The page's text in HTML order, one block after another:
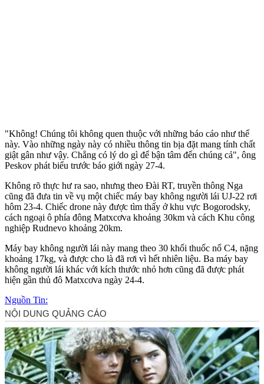
"Không! Chúng tôi không quen thuộc với những báo cáo như thế
này. Vào những ngày này có nhiều thông tin bịa đặt mang tính chất
giật gân như vậy. Chẳng có lý do gì để bận tâm đến chúng cả", ông
Peskov phát biểu trước báo giới ngày 27-4.
Không rõ thực hư ra sao, nhưng theo Đài RT, truyền thông Nga
cũng đã đưa tin về vụ một chiếc máy bay không người lái UJ-22 rơi
hôm 23-4. Chiếc drone này được tìm thấy ở khu vực Bogorodsky,
cách ngoại ô phía đông Matxcơva khoảng 30km và cách Khu công
nghiệp Rudnevo khoảng 20km.
Máy bay không người lái này mang theo 30 khối thuốc nổ C4, nặng
khoảng 17kg, và được cho là đã rơi vì hết nhiên liệu. Ba máy bay
không người lái khác với kích thước nhỏ hơn cũng đã được phát
hiện gần thủ đô Matxcơva ngày 24-4.
Nguồn Tin: